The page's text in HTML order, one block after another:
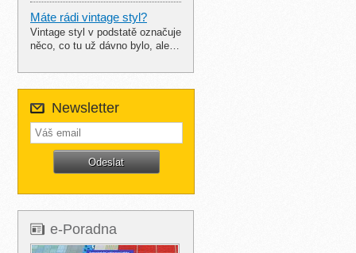
Máte rádi vintage styl?
Vintage styl v podstatě označuje
něco, co tu už dávno bylo, ale…
Newsletter
e-Poradna